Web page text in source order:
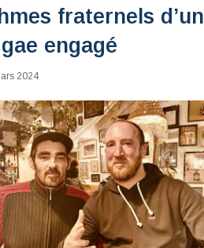
fraternels d’un
engagé
2024